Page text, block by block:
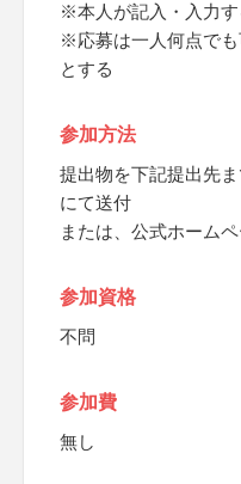
※本人が記入・入力す
※応募は一人何点で
とする
参加方法
提出物を下記提出先
にて送付
または、公式ホーム
参加資格
不問
参加費
無し